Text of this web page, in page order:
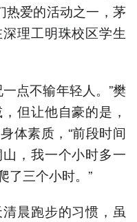
热爱的活动之一，茅
理工明珠校区学生
点不输年轻人。”樊
但让他自豪的是，
体素质，“前段时间
，我一个小时多一
了三个小时。”
晨跑步的习惯，虽